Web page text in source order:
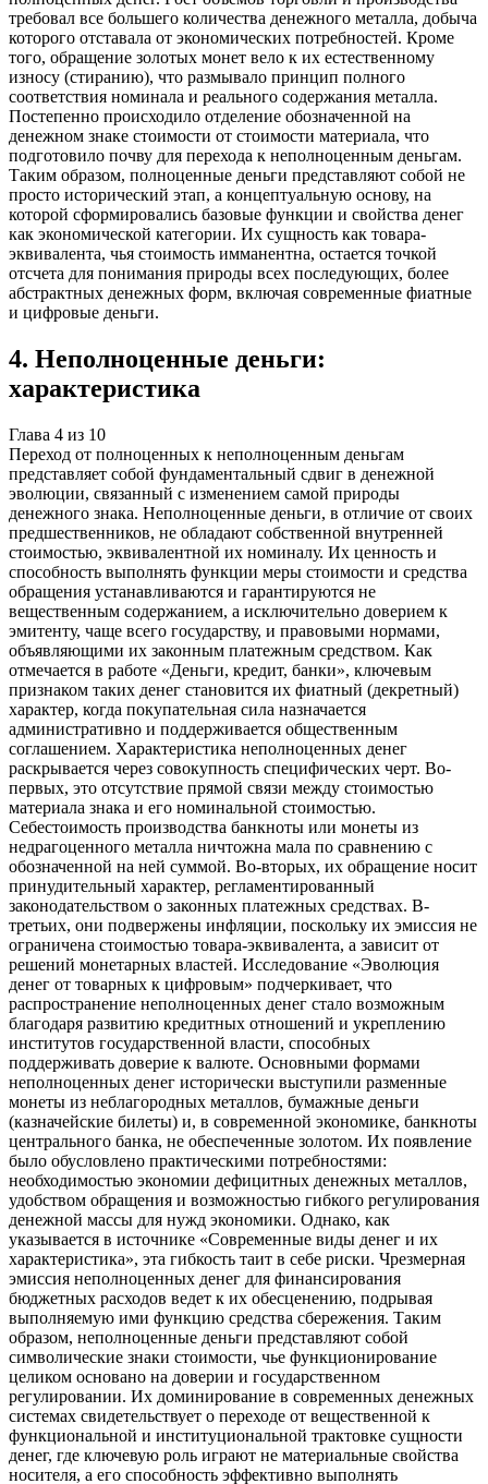
требовал все большего количества денежного металла, добыча
которого отставала от экономических потребностей. Кроме
того, обращение золотых монет вело к их естественному
износу (стиранию), что размывало принцип полного
соответствия номинала и реального содержания металла.
Постепенно происходило отделение обозначенной на
денежном знаке стоимости от стоимости материала, что
подготовило почву для перехода к неполноценным деньгам.
Таким образом, полноценные деньги представляют собой не
просто исторический этап, а концептуальную основу, на
которой сформировались базовые функции и свойства денег
как экономической категории. Их сущность как товара-
эквивалента, чья стоимость имманентна, остается точкой
отсчета для понимания природы всех последующих, более
абстрактных денежных форм, включая современные фиатные
и цифровые деньги.
4. Неполноценные деньги:
характеристика
Глава 4 из 10
Переход от полноценных к неполноценным деньгам
представляет собой фундаментальный сдвиг в денежной
эволюции, связанный с изменением самой природы
денежного знака. Неполноценные деньги, в отличие от своих
предшественников, не обладают собственной внутренней
стоимостью, эквивалентной их номиналу. Их ценность и
способность выполнять функции меры стоимости и средства
обращения устанавливаются и гарантируются не
вещественным содержанием, а исключительно доверием к
эмитенту, чаще всего государству, и правовыми нормами,
объявляющими их законным платежным средством. Как
отмечается в работе «Деньги, кредит, банки», ключевым
признаком таких денег становится их фиатный (декретный)
характер, когда покупательная сила назначается
административно и поддерживается общественным
соглашением. Характеристика неполноценных денег
раскрывается через совокупность специфических черт. Во-
первых, это отсутствие прямой связи между стоимостью
материала знака и его номинальной стоимостью.
Себестоимость производства банкноты или монеты из
недрагоценного металла ничтожна мала по сравнению с
обозначенной на ней суммой. Во-вторых, их обращение носит
принудительный характер, регламентированный
законодательством о законных платежных средствах. В-
третьих, они подвержены инфляции, поскольку их эмиссия не
ограничена стоимостью товара-эквивалента, а зависит от
решений монетарных властей. Исследование «Эволюция
денег от товарных к цифровым» подчеркивает, что
распространение неполноценных денег стало возможным
благодаря развитию кредитных отношений и укреплению
институтов государственной власти, способных
поддерживать доверие к валюте. Основными формами
неполноценных денег исторически выступили разменные
монеты из неблагородных металлов, бумажные деньги
(казначейские билеты) и, в современной экономике, банкноты
центрального банка, не обеспеченные золотом. Их появление
было обусловлено практическими потребностями:
необходимостью экономии дефицитных денежных металлов,
удобством обращения и возможностью гибкого регулирования
денежной массы для нужд экономики. Однако, как
указывается в источнике «Современные виды денег и их
характеристика», эта гибкость таит в себе риски. Чрезмерная
эмиссия неполноценных денег для финансирования
бюджетных расходов ведет к их обесценению, подрывая
выполняемую ими функцию средства сбережения. Таким
образом, неполноценные деньги представляют собой
символические знаки стоимости, чье функционирование
целиком основано на доверии и государственном
регулировании. Их доминирование в современных денежных
системах свидетельствует о переходе от вещественной к
функциональной и институциональной трактовке сущности
денег, где ключевую роль играют не материальные свойства
носителя, а его способность эффективно выполнять